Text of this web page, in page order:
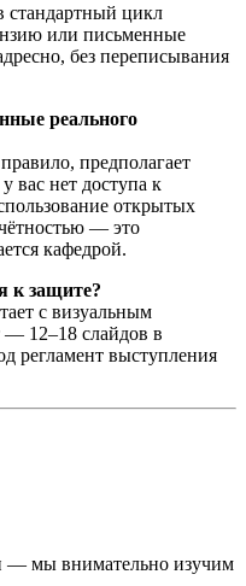
стандартный цикл
или письменные
без переписывания
реального
предполагает
вас нет доступа к
открытых
— это
кафедрой.
к защите?
с визуальным
12–18 слайдов в
регламент выступления
— мы внимательно изучим